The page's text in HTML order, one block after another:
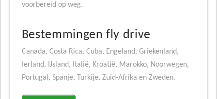
voorbereid op weg.
Bestemmingen fly drive
Canada, Costa Rica, Cuba, Engeland, Griekenland,
Ierland, IJsland, Italië, Kroatië, Marokko, Noorwegen,
Portugal, Spanje, Turkije, Zuid-Afrika en Zweden.